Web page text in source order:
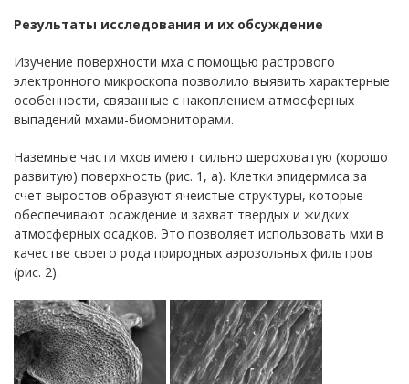
Результаты исследования и их обсуждение
Изучение поверхности мха с помощью растрового
электронного микроскопа позволило выявить характерные
особенности, связанные с накоплением атмосферных
выпадений мхами-биомониторами.
Наземные части мхов имеют сильно шероховатую (хорошо
развитую) поверхность (рис. 1, а). Клетки эпидермиса за
счет выростов образуют ячеистые структуры, которые
обеспечивают осаждение и захват твердых и жидких
атмосферных осадков. Это позволяет использовать мхи в
качестве своего рода природных аэрозольных фильтров
(рис. 2).